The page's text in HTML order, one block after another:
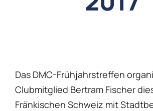
Das DMC-Frühjahrstreffen
Clubmitglied Bertram Fischer
Fränkischen Schweiz mit